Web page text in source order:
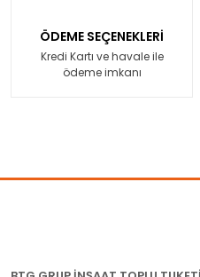
ÖDEME SEÇENEKLERİ
Kredi Kartı ve havale ile
ödeme imkanı